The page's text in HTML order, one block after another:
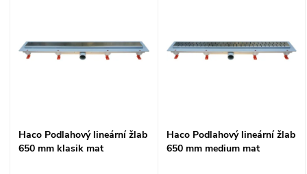
e
p
p
sHaco Podlahový lineární žlab
650 mm klasik mat
Haco Podlahový lineární žlab
650 mm medium mat